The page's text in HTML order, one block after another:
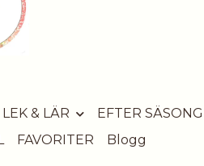
LEK & LÄR EFTER SÄSONG
FAVORITER Blogg